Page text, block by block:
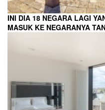
INI DIA 18 NEGARA LAGI
MASUK KE NEGARANYA